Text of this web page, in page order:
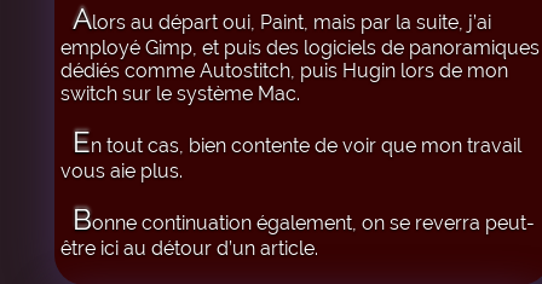
Alors au départ oui, Paint, mais par la suite, j’ai
employé Gimp, et puis des logiciels de panoramiques
dédiés comme Autostitch, puis Hugin lors de mon
switch sur le système Mac.
En tout cas, bien contente de voir que mon travail
vous aie plus.
Bonne continuation également, on se reverra peut-
être ici au détour d’un article.